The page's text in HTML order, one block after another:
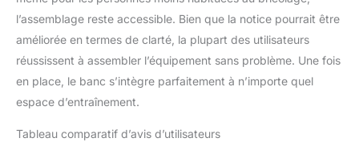
basse : fixez les jambes
lors du développé
couché. Position
moyenne/haute :
stabilisez les jambes lors
des abdominaux ou des
MD65 est idéal pour la
l’assemblage reste accessible. Bien que la notice pourrait être
améliorée en termes de clarté, la plupart des utilisateurs
réussissent à assembler l’équipement sans problème. Une fois
en place, le banc s’intègre parfaitement à n’importe quel
espace d’entraînement.
Tableau comparatif d’avis d’utilisateurs